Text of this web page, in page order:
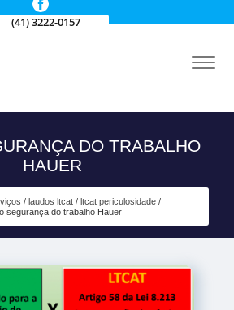
(41) 3222-0157
DO TRABALHO
HAUER
laudos ltcat
ltcat periculosidade
segurança do trabalho Hauer